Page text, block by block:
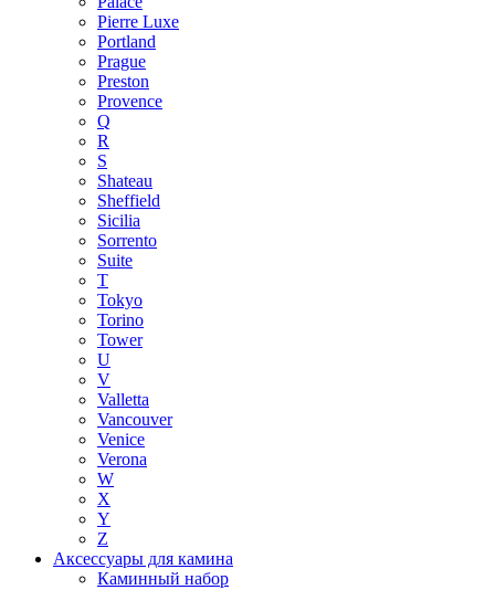
Pierre Luxe
Portland
Prague
Preston
Provence
Q
R
S
Shateau
Sheffield
Sicilia
Sorrento
Suite
T
Tokyo
Torino
Tower
U
V
Valletta
Vancouver
Venice
Verona
W
X
Y
Z
Аксессуары для камина
Каминный набор